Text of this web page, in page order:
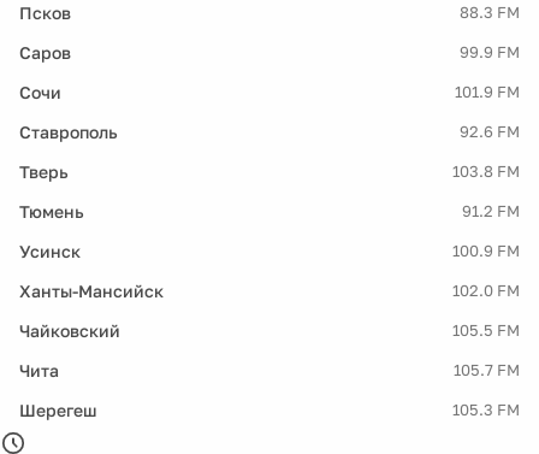
Псков 88.3 FM
Саров 99.9 FM
Сочи 101.9 FM
Ставрополь 92.6 FM
Тверь 103.8 FM
Тюмень 91.2 FM
Усинск 100.9 FM
Ханты-Мансийск 102.0 FM
Чайковский 105.5 FM
Чита 105.7 FM
Шерегеш 105.3 FM